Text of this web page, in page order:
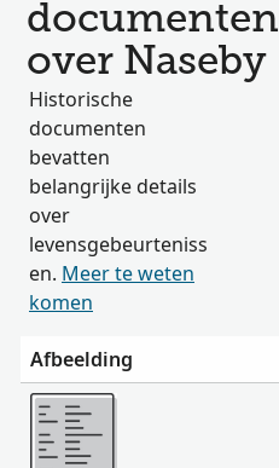
documenten
over Naseby
Historische
documenten
bevatten
belangrijke details
over
levensgebeurteniss
en. Meer te weten
komen
Afbeelding
Meer